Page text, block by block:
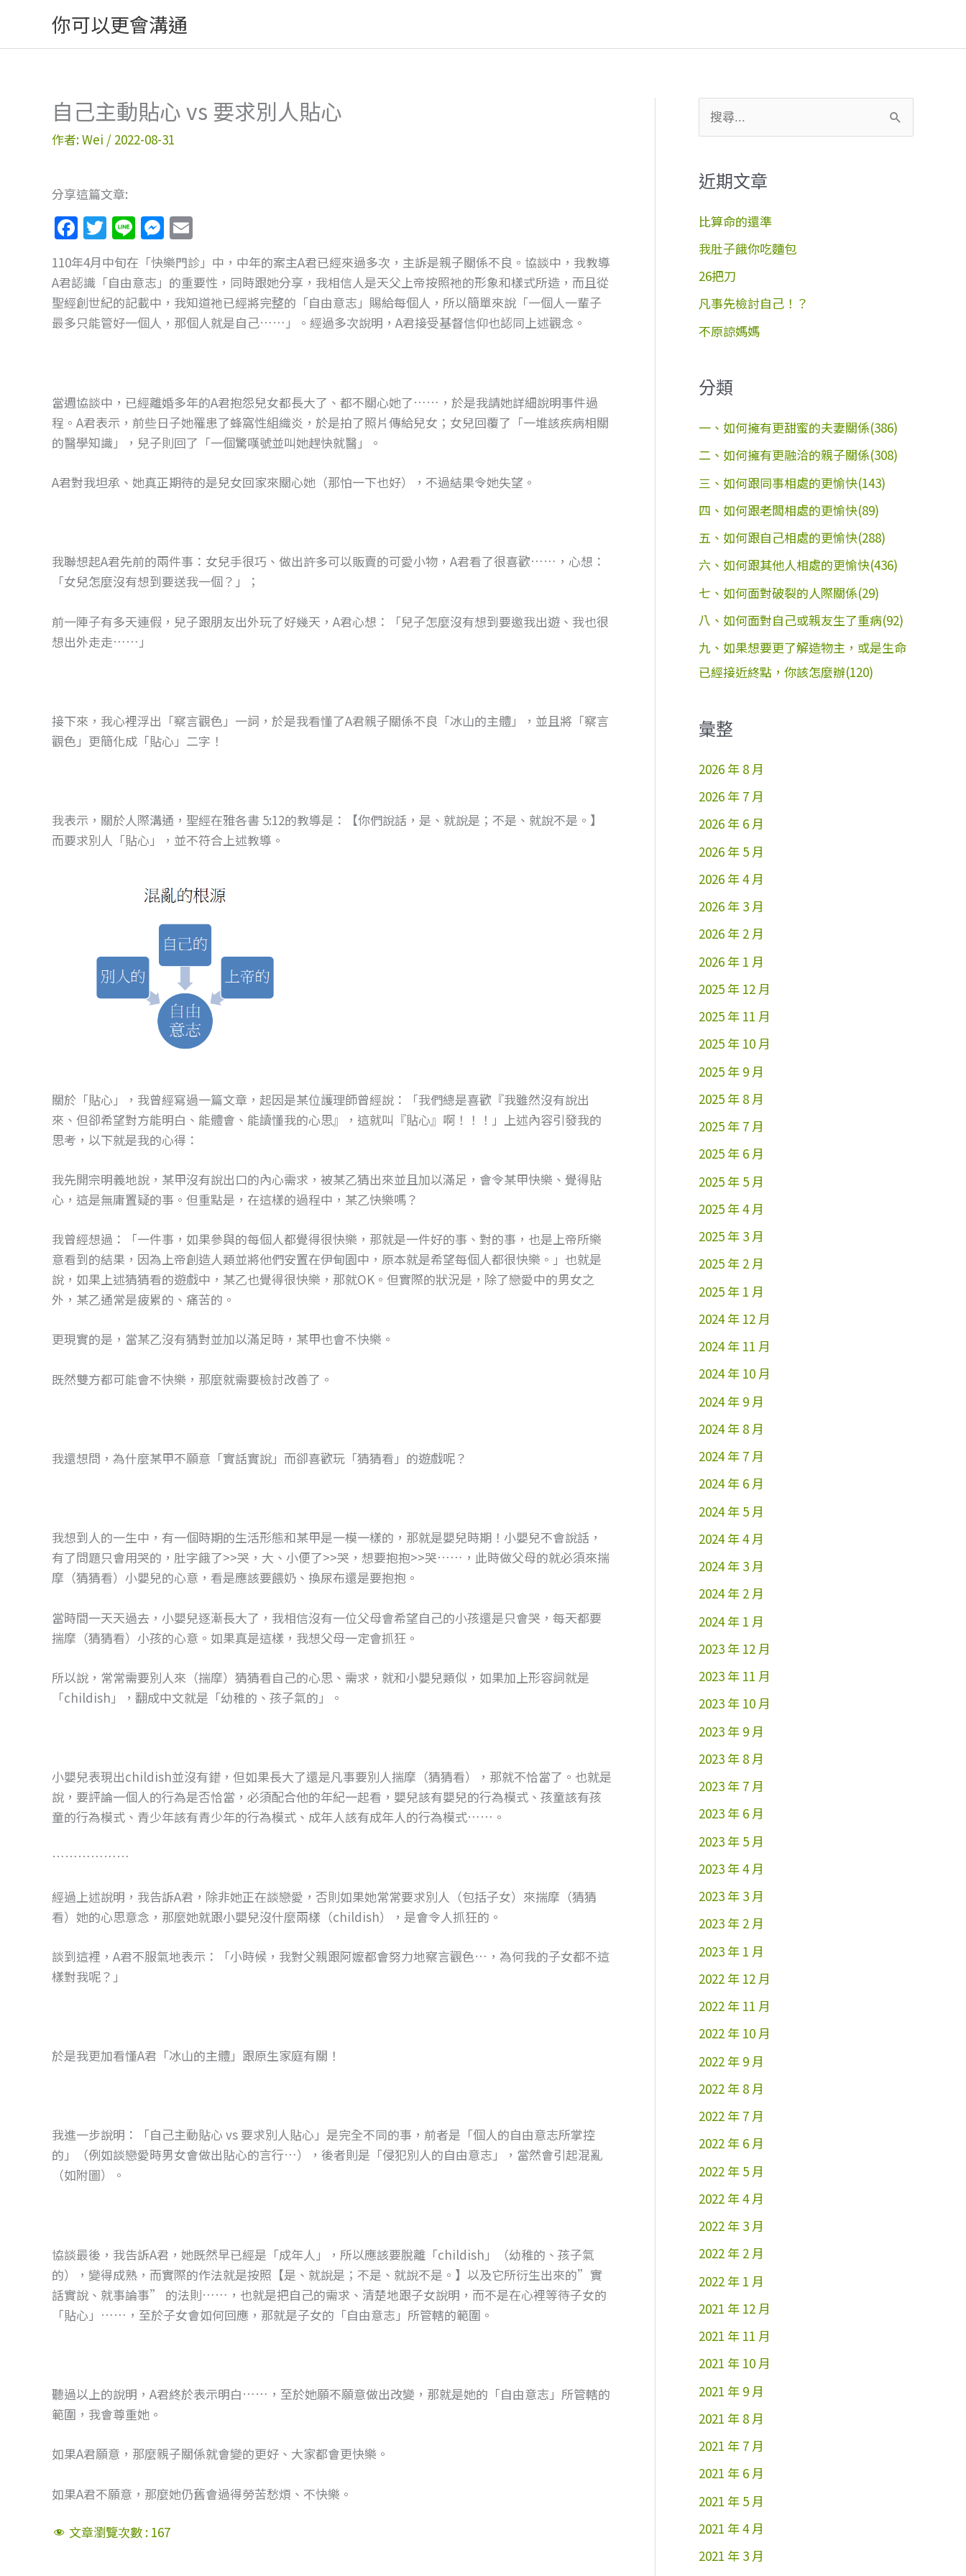
主
你可以更會溝通
自己主動貼心 vs 要求別人貼心
作者:Wei / 2022-08-31
分享這篇文章:
F
a
c
e
b
k
T
w
itt
er
Li
n
e
M
e
ss
e
n
m
ai
l
110年4月中旬在「快樂門診」中，中年的案主A君已經來過多次，主訴是親子關係不良。協談中，我教導
A君認識「自由意志」的重要性，同時跟她分享，我相信人是天父上帝按照祂的形象和樣式所造，而且從
聖經創世紀的記載中，我知道祂已經將完整的「自由意志」賜給每個人，所以簡單來說「一個人一輩子
最多只能管好一個人，那個人就是自己……」。經過多次說明，A君接受基督信仰也認同上述觀念。
當週協談中，已經離婚多年的A君抱怨兒女都長大了、都不關心她了……，於是我請她詳細說明事件過
程。A君表示，前些日子她罹患了蜂窩性組織炎，於是拍了照片傳給兒女；女兒回覆了「一堆該疾病相關
的醫學知識」，兒子則回了「一個驚嘆號並叫她趕快就醫」。
A君對我坦承、她真正期待的是兒女回家來關心她（那怕一下也好），不過結果令她失望。
我聯想起A君先前的兩件事：女兒手很巧、做出許多可以販賣的可愛小物，A君看了很喜歡……，心想：
「女兒怎麼沒有想到要送我一個？」；
前一陣子有多天連假，兒子跟朋友出外玩了好幾天，A君心想：「兒子怎麼沒有想到要邀我出遊、我也很
想出外走走……」
接下來，我心裡浮出「察言觀色」一詞，於是我看懂了A君親子關係不良「冰山的主體」，並且將「察言
觀色」更簡化成「貼心」二字！
我表示，關於人際溝通，聖經在雅各書 5:12的教導是：【你們說話，是、就說是；不是、就說不是。】
而要求別人「貼心」，並不符合上述教導。
關於「貼心」，我曾經寫過一篇文章，起因是某位護理師曾經說：「我們總是喜歡『我雖然沒有說出
來、但卻希望對方能明白、能體會、能讀懂我的心思』，這就叫『貼心』啊！！！」上述內容引發我的
思考，以下就是我的心得：
我先開宗明義地說，某甲沒有說出口的內心需求，被某乙猜出來並且加以滿足，會令某甲快樂、覺得貼
心，這是無庸置疑的事。但重點是，在這樣的過程中，某乙快樂嗎？
我曾經想過：「一件事，如果參與的每個人都覺得很快樂，那就是一件好的事、對的事，也是上帝所樂
意看到的結果，因為上帝創造人類並將他們安置在伊甸園中，原本就是希望每個人都很快樂。」也就是
說，如果上述猜猜看的遊戲中，某乙也覺得很快樂，那就OK。但實際的狀況是，除了戀愛中的男女之
外，某乙通常是疲累的、痛苦的。
更現實的是，當某乙沒有猜對並加以滿足時，某甲也會不快樂。
既然雙方都可能會不快樂，那麼就需要檢討改善了。
我還想問，為什麼某甲不願意「實話實說」而卻喜歡玩「猜猜看」的遊戲呢？
我想到人的一生中，有一個時期的生活形態和某甲是一模一樣的，那就是嬰兒時期！小嬰兒不會說話，
有了問題只會用哭的，肚字餓了>>哭，大、小便了>>哭，想要抱抱>>哭……，此時做父母的就必須來揣
摩（猜猜看）小嬰兒的心意，看是應該要餵奶、換尿布還是要抱抱。
當時間一天天過去，小嬰兒逐漸長大了，我相信沒有一位父母會希望自己的小孩還是只會哭，每天都要
揣摩（猜猜看）小孩的心意。如果真是這樣，我想父母一定會抓狂。
所以說，常常需要別人來（揣摩）猜猜看自己的心思、需求，就和小嬰兒類似，如果加上形容詞就是
「childish」，翻成中文就是「幼稚的、孩子氣的」。
小嬰兒表現出childish並沒有錯，但如果長大了還是凡事要別人揣摩（猜猜看），那就不恰當了。也就是
說，要評論一個人的行為是否恰當，必須配合他的年紀一起看，嬰兒該有嬰兒的行為模式、孩童該有孩
童的行為模式、青少年該有青少年的行為模式、成年人該有成年人的行為模式……。
………………
經過上述說明，我告訴A君，除非她正在談戀愛，否則如果她常常要求別人（包括子女）來揣摩（猜猜
看）她的心思意念，那麼她就跟小嬰兒沒什麼兩樣（childish），是會令人抓狂的。
談到這裡，A君不服氣地表示：「小時候，我對父親跟阿嬤都會努力地察言觀色…，為何我的子女都不這
樣對我呢？」
於是我更加看懂A君「冰山的主體」跟原生家庭有關！
我進一步說明：「自己主動貼心 vs 要求別人貼心」是完全不同的事，前者是「個人的自由意志所掌控
的」（例如談戀愛時男女會做出貼心的言行…），後者則是「侵犯別人的自由意志」，當然會引起混亂
（如附圖）。
協談最後，我告訴A君，她既然早已經是「成年人」，所以應該要脫離「childish」（幼稚的、孩子氣
的），變得成熟，而實際的作法就是按照【是、就說是；不是、就說不是。】以及它所衍生出來的”實
話實說、就事論事” 的法則……，也就是把自己的需求、清楚地跟子女說明，而不是在心裡等待子女的
「貼心」……，至於子女會如何回應，那就是子女的「自由意志」所管轄的範圍。
聽過以上的說明，A君終於表示明白……，至於她願不願意做出改變，那就是她的「自由意志」所管轄的
範圍，我會尊重她。
如果A君願意，那麼親子關係就會變的更好、大家都會更快樂。
如果A君不願意，那麼她仍舊會過得勞苦愁煩、不快樂。
文章瀏覽次數 : 167
尋
鍵
字
:
近期文章
比算命的還準
我肚子餓你吃麵包
26把刀
凡事先檢討自己！？
不原諒媽媽
分類
一、如何擁有更甜蜜的夫妻關係(386)
二、如何擁有更融洽的親子關係(308)
三、如何跟同事相處的更愉快(143)
四、如何跟老闆相處的更愉快(89)
五、如何跟自己相處的更愉快(288)
六、如何跟其他人相處的更愉快(436)
七、如何面對破裂的人際關係(29)
八、如何面對自己或親友生了重病(92)
九、如果想要更了解造物主，或是生命
已經接近終點，你該怎麼辦(120)
彙整
2026 年 8 月
2026 年 7 月
2026 年 6 月
2026 年 5 月
2026 年 4 月
2026 年 3 月
2026 年 2 月
2026 年 1 月
2025 年 12 月
2025 年 11 月
2025 年 10 月
2025 年 9 月
2025 年 8 月
2025 年 7 月
2025 年 6 月
2025 年 5 月
2025 年 4 月
2025 年 3 月
2025 年 2 月
2025 年 1 月
2024 年 12 月
2024 年 11 月
2024 年 10 月
2024 年 9 月
2024 年 8 月
2024 年 7 月
2024 年 6 月
2024 年 5 月
2024 年 4 月
2024 年 3 月
2024 年 2 月
2024 年 1 月
2023 年 12 月
2023 年 11 月
2023 年 10 月
2023 年 9 月
2023 年 8 月
2023 年 7 月
2023 年 6 月
2023 年 5 月
2023 年 4 月
2023 年 3 月
2023 年 2 月
2023 年 1 月
2022 年 12 月
2022 年 11 月
2022 年 10 月
2022 年 9 月
2022 年 8 月
2022 年 7 月
2022 年 6 月
2022 年 5 月
2022 年 4 月
2022 年 3 月
2022 年 2 月
2022 年 1 月
2021 年 12 月
2021 年 11 月
2021 年 10 月
2021 年 9 月
2021 年 8 月
2021 年 7 月
2021 年 6 月
2021 年 5 月
2021 年 4 月
2021 年 3 月